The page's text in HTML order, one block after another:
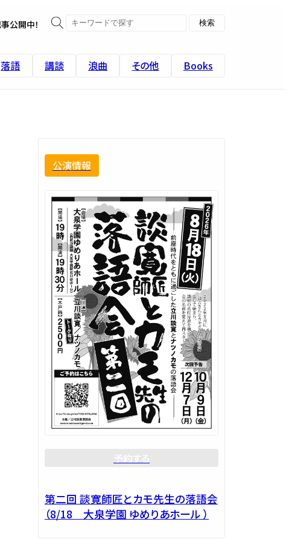
公開中！
落語 講談 浪曲 その他 Books
公演情報
第二回 談寛師匠とカモ先生の落語会
（8/18 大泉学園 ゆめりあホール ）